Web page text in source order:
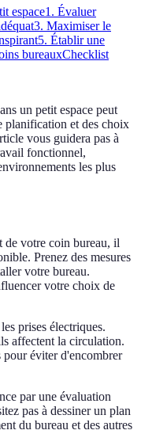
espace1. Évaluer
3. Maximiser le
5. Établir une
bureauxChecklist
un petit espace peut
planification et des choix
vous guidera pas à
fonctionnel,
les plus
de votre coin bureau, il
Prenez des mesures
votre bureau.
votre choix de
prises électriques.
affectent la circulation.
pour éviter d'encombrer
par une évaluation
pas à dessiner un plan
du bureau et des autres